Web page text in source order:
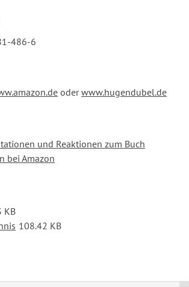
486-6
oderwww.hugendubel.de
und Reaktionen zum Buch
bei Amazon
KB
108.42 KB